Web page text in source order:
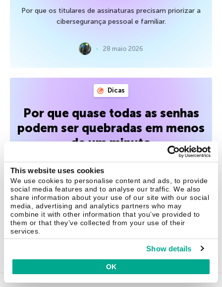
This website uses cookies
We use cookies to personalise content and ads, to provide
social media features and to analyse our traffic. We also
share information about your use of our site with our social
media, advertising and analytics partners who may
combine it with other information that you’ve provided to
them or that they’ve collected from your use of their
services.
Show details
OK
Por que os titulares de assinaturas precisam priorizar a
cibersegurança pessoal e familiar.
28 maio 2026
Dicas
Por que quase todas as senhas
podem ser quebradas em menos
de um minuto
Revisamos um estudo que conduzimos há dois anos
sobre o comprometimento de senhas reais vazadas na
dark web. As descobertas são preocupantes: quase todas
as senhas podem ser quebradas em menos de um
minuto, e três em cada cinco levam menos de uma hora.
Como podemos deixar de usar senhas inseguras?